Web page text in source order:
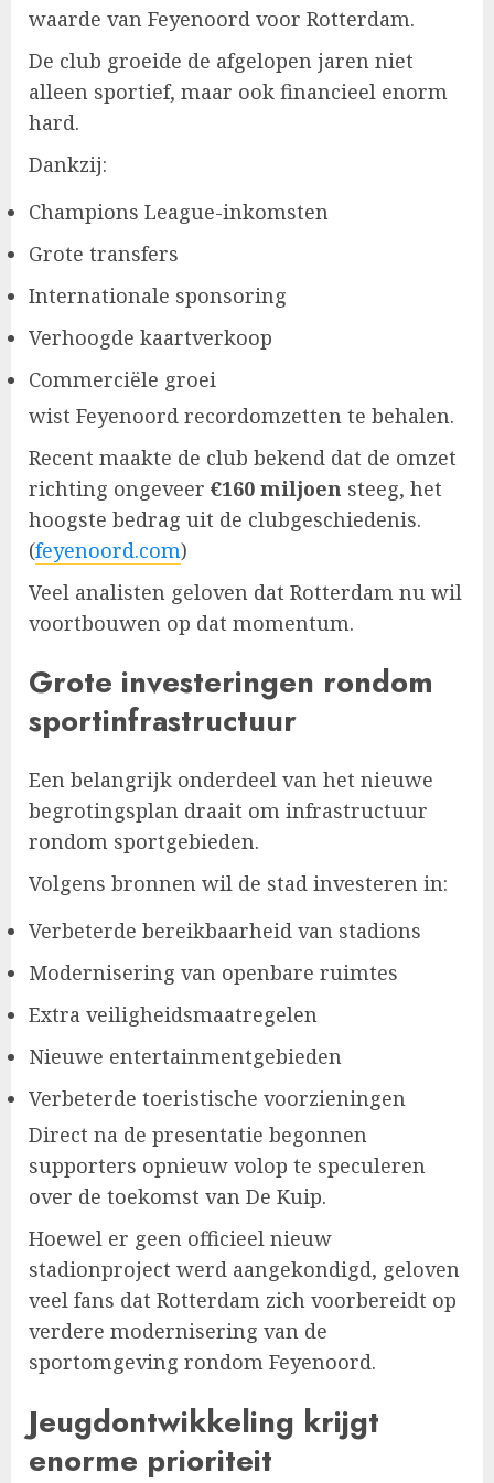
waarde van Feyenoord voor Rotterdam.
De club groeide de afgelopen jaren niet
alleen sportief, maar ook financieel enorm
hard.
Dankzij:
Champions League-inkomsten
Grote transfers
Internationale sponsoring
Verhoogde kaartverkoop
Commerciële groei
wist Feyenoord recordomzetten te behalen.
Recent maakte de club bekend dat de omzet
richting ongeveer €160 miljoen steeg, het
hoogste bedrag uit de clubgeschiedenis.
(feyenoord.com)
Veel analisten geloven dat Rotterdam nu wil
voortbouwen op dat momentum.
Grote investeringen rondom
sportinfrastructuur
Een belangrijk onderdeel van het nieuwe
begrotingsplan draait om infrastructuur
rondom sportgebieden.
Volgens bronnen wil de stad investeren in:
Verbeterde bereikbaarheid van stadions
Modernisering van openbare ruimtes
Extra veiligheidsmaatregelen
Nieuwe entertainmentgebieden
Verbeterde toeristische voorzieningen
Direct na de presentatie begonnen
supporters opnieuw volop te speculeren
over de toekomst van De Kuip.
Hoewel er geen officieel nieuw
stadionproject werd aangekondigd, geloven
veel fans dat Rotterdam zich voorbereidt op
verdere modernisering van de
sportomgeving rondom Feyenoord.
Jeugdontwikkeling krijgt
enorme prioriteit